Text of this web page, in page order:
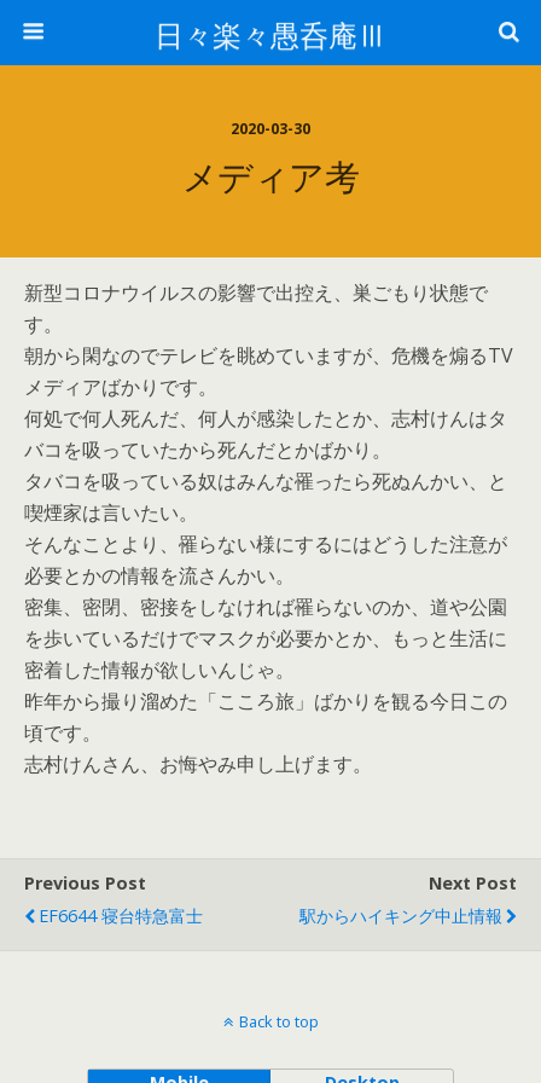
日々楽々愚呑庵Ⅲ
2020-03-30
メディア考
新型コロナウイルスの影響で出控え、巣ごもり状態で
す。
朝から閑なのでテレビを眺めていますが、危機を煽るTV
メディアばかりです。
何処で何人死んだ、何人が感染したとか、志村けんはタ
バコを吸っていたから死んだとかばかり。
タバコを吸っている奴はみんな罹ったら死ぬんかい、と
喫煙家は言いたい。
そんなことより、罹らない様にするにはどうした注意が
必要とかの情報を流さんかい。
密集、密閉、密接をしなければ罹らないのか、道や公園
を歩いているだけでマスクが必要かとか、もっと生活に
密着した情報が欲しいんじゃ。
昨年から撮り溜めた「こころ旅」ばかりを観る今日この
頃です。
志村けんさん、お悔やみ申し上げます。
Previous Post
EF6644 寝台特急富士
Next Post
駅からハイキング中止情報
Back to top